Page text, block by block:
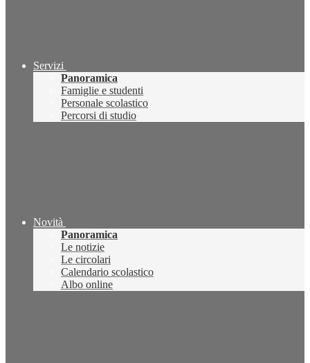
Servizi
Panoramica
Famiglie e studenti
Personale scolastico
Percorsi di studio
Novità
Panoramica
Le notizie
Le circolari
Calendario scolastico
Albo online